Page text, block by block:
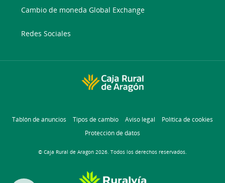
Cambio de moneda Global Exchange
Redes Sociales
Tablón de anuncios Tipos de cambio Aviso legal
Política de cookies
Protección de datos
© Caja Rural de Aragon 2026. Todos los derechos reservados.